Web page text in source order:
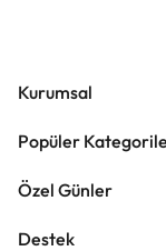
Kurumsal
Popüler
Özel Günler
Destek